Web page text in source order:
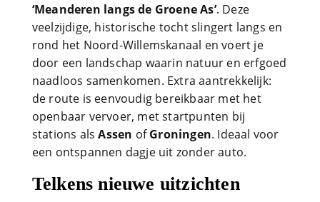
‘Meanderen langs de Groene As’. Deze
veelzijdige, historische tocht slingert langs en
rond het Noord-Willemskanaal en voert je
door een landschap waarin natuur en erfgoed
naadloos samenkomen. Extra aantrekkelijk:
de route is eenvoudig bereikbaar met het
openbaar vervoer, met startpunten bij
stations alsAssen ofGroningen. Ideaal voor
een ontspannen dagje uit zonder auto.
Telkens nieuwe uitzichten